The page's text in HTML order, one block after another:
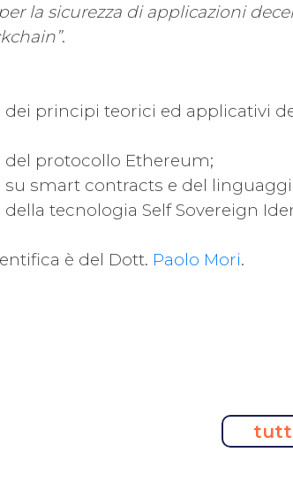
la sicurezza di applicazioni
.
dei principi teorici ed applicativi
del protocollo Ethereum;
su smart contracts e del
tecnologia Self Sovereign
è del Dott. Paolo Mori.